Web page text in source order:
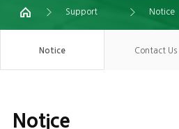
Support Notice
Notice Contact Us
Notice